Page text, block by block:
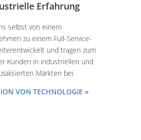
Erfahrung
selbst von einem
zu einem Full-Service-
und tragen zum
Kunden in industriellen und
Märkten bei.
VON TECHNOLOGIE »